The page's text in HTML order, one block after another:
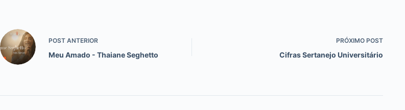
POST ANTERIOR
Meu Amado - Thaiane Seghetto
PRÓXIMO POST
Cifras Sertanejo Universitário